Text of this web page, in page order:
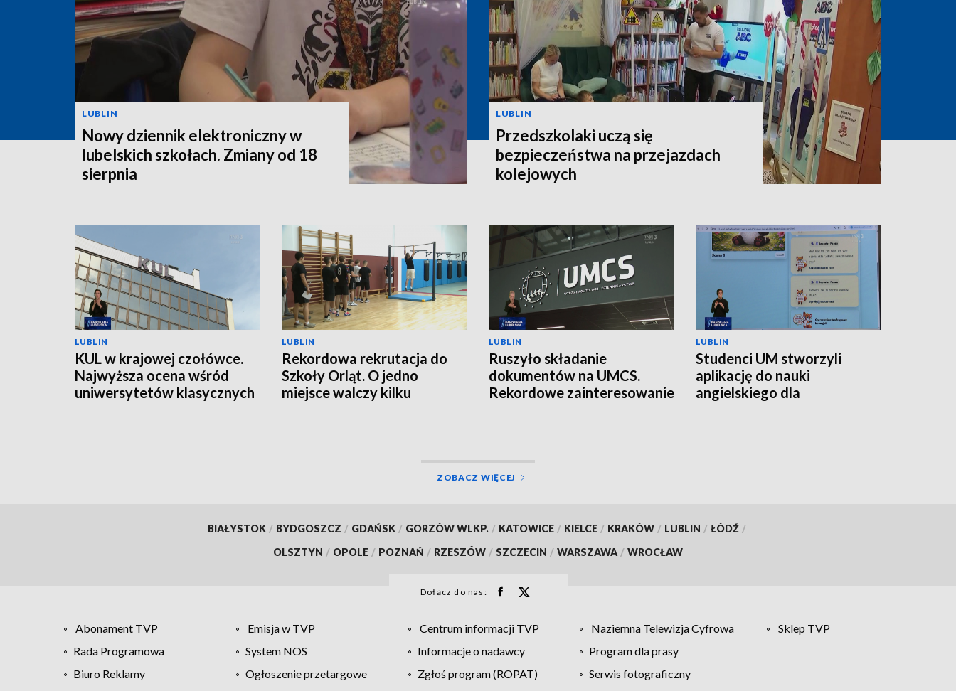
LUBLIN
Nowy dziennik elektroniczny w
lubelskich szkołach. Zmiany od 18
sierpnia
LUBLIN
Przedszkolaki uczą się
bezpieczeństwa na przejazdach
kolejowych
LUBLIN
KUL w krajowej czołówce.
Najwyższa ocena wśród
uniwersytetów klasycznych
LUBLIN
Rekordowa rekrutacja do
Szkoły Orląt. O jedno
miejsce walczy kilku
LUBLIN
Ruszyło składanie
dokumentów na UMCS.
Rekordowe zainteresowanie
LUBLIN
Studenci UM stworzyli
aplikację do nauki
angielskiego dla
ZOBACZ WIĘCEJ
BIAŁYSTOK / BYDGOSZCZ / GDAŃSK / GORZÓW WLKP. / KATOWICE / KIELCE / KRAKÓW / LUBLIN / ŁÓDŹ /
OLSZTYN / OPOLE / POZNAŃ / RZESZÓW / SZCZECIN / WARSZAWA / WROCŁAW
Dołącz do nas:
Abonament TVP Emisja w TVP Centrum informacji TVP Naziemna Telewizja Cyfrowa
Sklep TVP
Rada Programowa
System NOS Informacje o nadawcy
Program dla prasy
Biuro Reklamy
Ogłoszenie przetargowe Zgłoś program (ROPAT)
Serwis fotograficzny